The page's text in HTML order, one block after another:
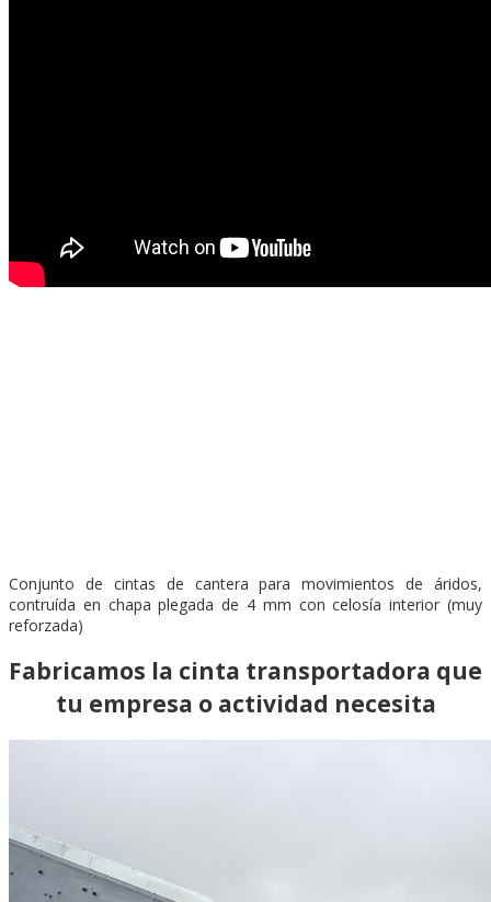
Conjunto de cintas de cantera para movimientos de áridos,
contruída en chapa plegada de 4 mm con celosía interior (muy
reforzada)
Fabricamos la cinta transportadora que
tu empresa o actividad necesita